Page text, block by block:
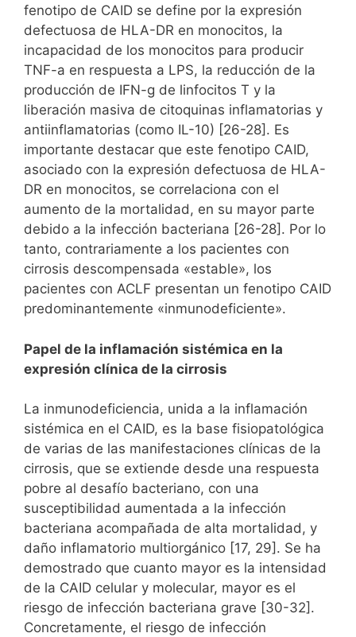
fenotipo de CAID se define por la expresión
defectuosa de HLA-DR en monocitos, la
incapacidad de los monocitos para producir
TNF-a en respuesta a LPS, la reducción de la
producción de IFN-g de linfocitos T y la
liberación masiva de citoquinas inflamatorias y
antiinflamatorias (como IL-10) [26-28]. Es
importante destacar que este fenotipo CAID,
asociado con la expresión defectuosa de HLA-
DR en monocitos, se correlaciona con el
aumento de la mortalidad, en su mayor parte
debido a la infección bacteriana [26-28]. Por lo
tanto, contrariamente a los pacientes con
cirrosis descompensada «estable», los
pacientes con ACLF presentan un fenotipo CAID
predominantemente «inmunodeficiente».
Papel de la inflamación sistémica en la
expresión clínica de la cirrosis
La inmunodeficiencia, unida a la inflamación
sistémica en el CAID, es la base fisiopatológica
de varias de las manifestaciones clínicas de la
cirrosis, que se extiende desde una respuesta
pobre al desafío bacteriano, con una
susceptibilidad aumentada a la infección
bacteriana acompañada de alta mortalidad, y
daño inflamatorio multiorgánico [17, 29]. Se ha
demostrado que cuanto mayor es la intensidad
de la CAID celular y molecular, mayor es el
riesgo de infección bacteriana grave [30-32].
Concretamente, el riesgo de infección